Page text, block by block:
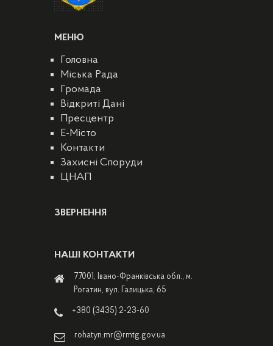
МЕНЮ
Головна
Міська Рада
Громада
Відкриті Дані
Пресцентр
E-Місто
Контакти
Захисні Споруди
ЦНАП
ЗВЕРНЕННЯ
НАШІ КОНТАКТИ
77001, Івано-Франківська обл., м.
Рогатин, вул. Галицька, 65
+380 (3435) 2-23-60
rohatyn.mr@rmtg.gov.ua